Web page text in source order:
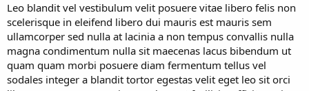
Leo blandit vel vestibulum velit posuere vitae libero felis non
scelerisque in eleifend libero dui mauris est mauris sem
ullamcorper sed nulla at lacinia a non tempus convallis nulla
magna condimentum nulla sit maecenas lacus bibendum ut
quam quam morbi posuere diam fermentum tellus vel
sodales integer a blandit tortor egestas velit eget leo sit orci